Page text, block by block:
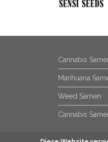
Cannabis
Marihuana
Weed Samen
Cannabis